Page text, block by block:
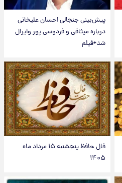
پیش‌بینی جنجالی احسان علیخانی
درباره میثاقی و فردوسی پور وایرال
شد+فیلم
فال حافظ پنجشنبه ۱۵ مرداد ماه
۱۴۰۵